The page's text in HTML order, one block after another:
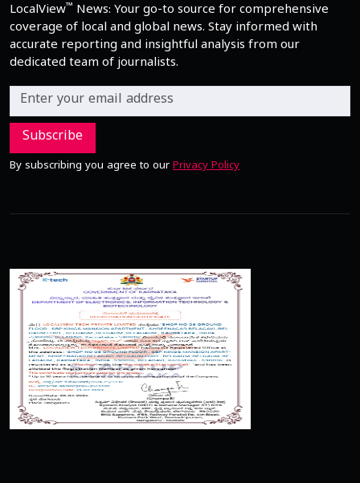
LocalView™ News: Your go-to source for comprehensive
coverage of local and global news. Stay informed with
accurate reporting and insightful analysis from our
dedicated team of journalists.
Subscribe
By subscribing you agree to our Privacy Policy